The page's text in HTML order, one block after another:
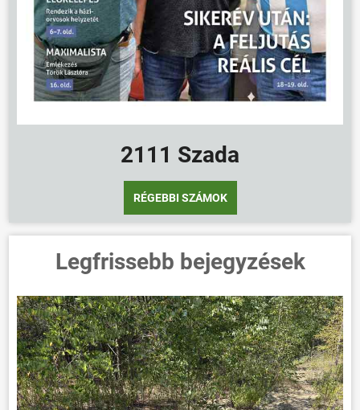
2111 Szada
RÉGEBBI SZÁMOK
Legfrissebb bejegyzések